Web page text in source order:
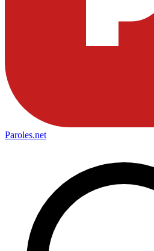
Paroles.net